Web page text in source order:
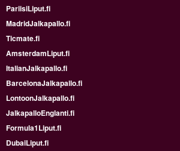
PariisiLiput.fi
MadridJalkapallo.fi
Ticmate.fi
AmsterdamLiput.fi
ItalianJalkapallo.fi
BarcelonaJalkapallo.fi
LontoonJalkapallo.fi
JalkapalloEnglanti.fi
Formula1Liput.fi
DubaiLiput.fi